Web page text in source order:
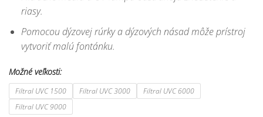
riasy.
Pomocou dýzovej rúrky a dýzových násad môže prístroj
vytvoriť malú fontánku.
Možné veľkosti:
Filtral UVC 1500 Filtral UVC 3000
Filtral UVC 6000
Filtral UVC 9000